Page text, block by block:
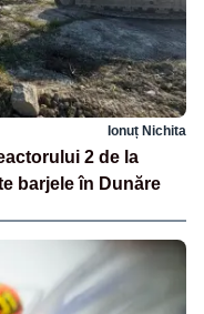
Ionuț Nichita
2 de la
barjele în Dunăre